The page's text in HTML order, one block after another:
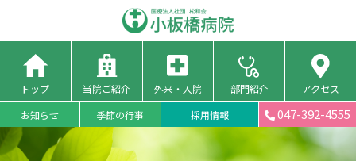
トップ 当院ご紹介 外来・入院 部門紹介
アクセス
お知らせ
季節の行事 採用情報 047-392-4555